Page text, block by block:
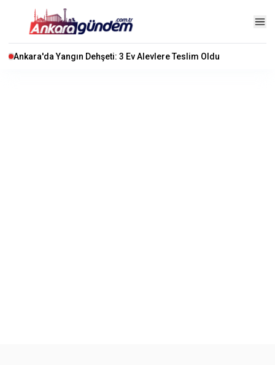
Ankara'da Yangın Dehşeti: 3 Ev Alevlere Teslim Oldu